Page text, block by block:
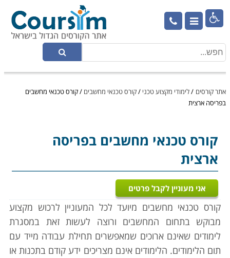

אתר קורסים /לימודי מקצוע טכני /קורס טכנאי מחשבים /קורס טכנאי מחשבים
בפריסה ארצית
קורס טכנאי מחשבים בפריסה
ארצית
אני מעוניין לקבל פרטים
קורס טכנאי מחשבים מיועד לכל המעוניין לרכוש מקצוע
מבוקש בתחום המחשבים ורוצה לעשות זאת במסגרת
לימודים שאינם ארוכים שמאפשרים תחילת עבודה מייד עם
תום הלימודים. הלימודים אינם מצריכים ידע קודם בתכנות או